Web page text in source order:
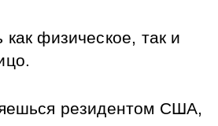
физическое, так и
резидентом США,